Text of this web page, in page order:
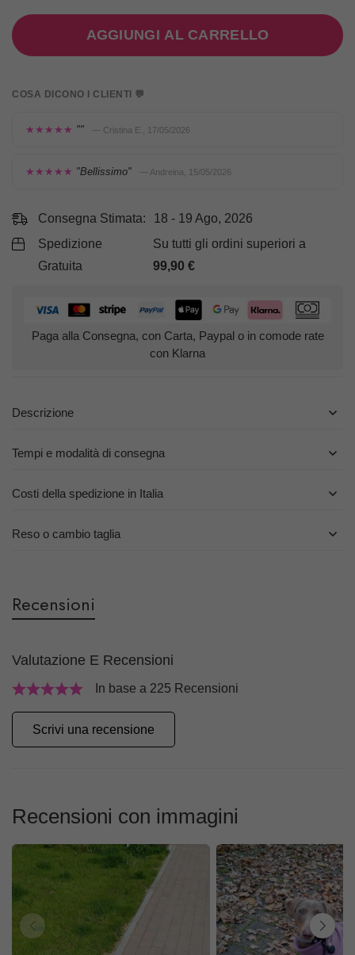
AGGIUNGI AL CARRELLO
COSA DICONO I CLIENTI 💬
★★★★★ "" — Cristina E., 17/05/2026
★★★★★ "Bellissimo" — Andreina, 15/05/2026
Consegna Stimata:
18 - 19 Ago, 2026
Spedizione
Gratuita
Su tutti gli ordini superiori a
99,90€
Paga alla Consegna, con Carta, Paypal o in comode rate
con Klarna
Descrizione
Tempi e modalità di consegna
Costi della spedizione in Italia
Reso o cambio taglia
Recensioni
Valutazione E Recensioni
In base a 225 Recensioni
Scrivi una recensione
Recensioni con immagini